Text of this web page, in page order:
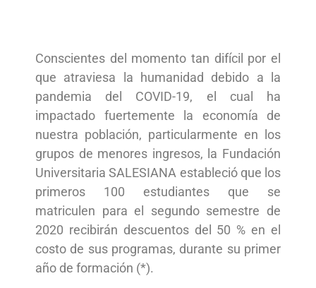
Conscientes del momento tan difícil por el
que atraviesa la humanidad debido a la
pandemia del COVID-19, el cual ha
impactado fuertemente la economía de
nuestra población, particularmente en los
grupos de menores ingresos, la Fundación
Universitaria SALESIANA estableció que los
primeros 100 estudiantes que se
matriculen para el segundo semestre de
2020 recibirán descuentos del 50 % en el
costo de sus programas, durante su primer
año de formación (*).